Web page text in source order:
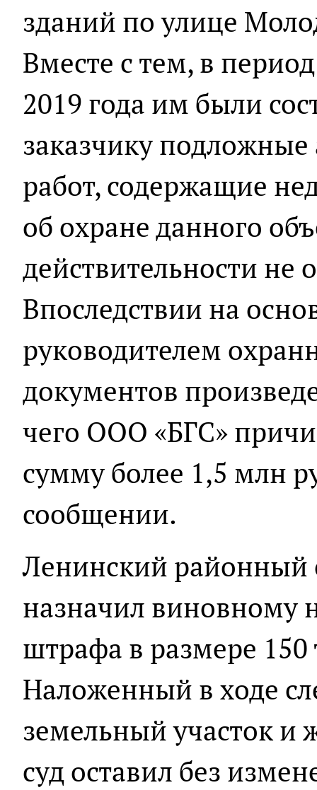
зданий по улице
Вместе с тем, в
2019 года им были
заказчику
работ, содержащие
об охране данного
действительности не
Впоследствии на
руководителем
документов
чего ООО «БГС»
сумму более 1,5 млн
сообщении.
Ленинский районный
назначил виновному
штрафа в размере 150
Наложенный в ходе
земельный участок
суд оставил без